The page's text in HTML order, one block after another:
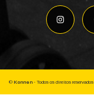
© Konnen - Todos os direitos reservados